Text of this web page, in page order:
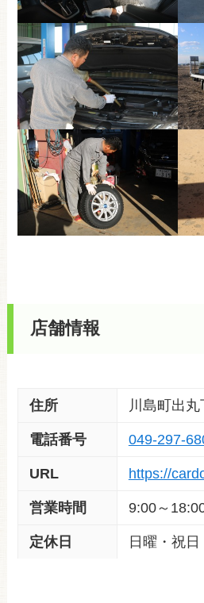
店舗情報
住所 川島町出
電話番号 049-297-
URL https://
営業時間 9:00～
定休日 日曜・祝日